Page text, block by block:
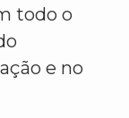
todo o
e no